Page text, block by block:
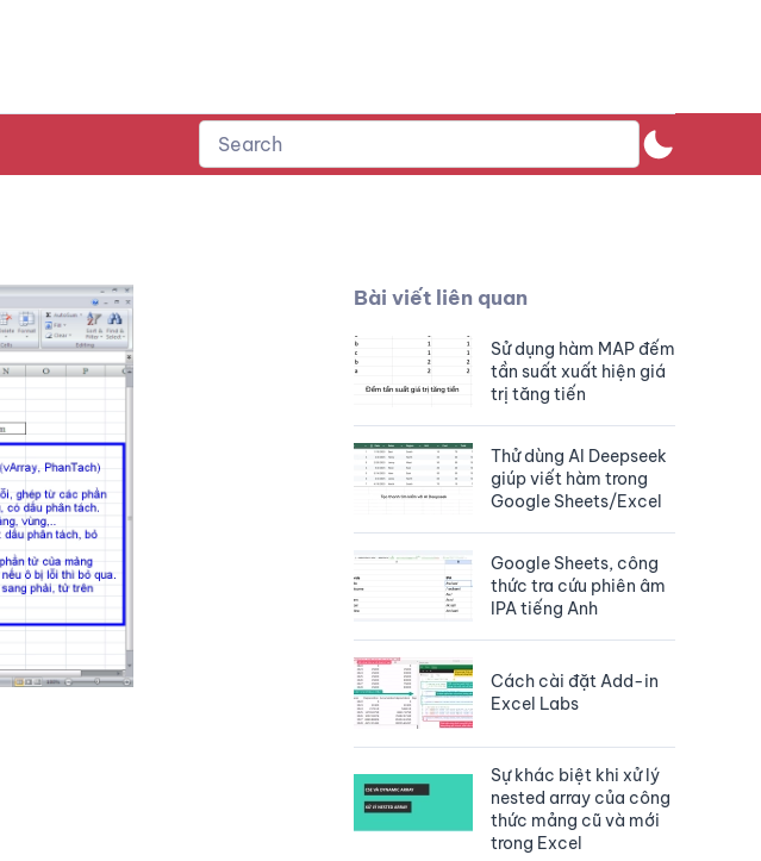
Bài viết liên quan
Sử dụng hàm MAP đếm
tần suất xuất hiện giá
trị tăng tiến
Thử dùng AI Deepseek
giúp viết hàm trong
Google Sheets/Excel
Google Sheets, công
thức tra cứu phiên âm
IPA tiếng Anh
Cách cài đặt Add-in
Excel Labs
Sự khác biệt khi xử lý
nested array của công
thức mảng cũ và mới
trong Excel